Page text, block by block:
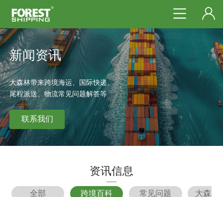
新闻资讯
大森林带来跨境海运、国际快递、
尾程派送、物流常见问题解答等
联系我们
资讯信息
全部 跨境百科 常见问题 大森林